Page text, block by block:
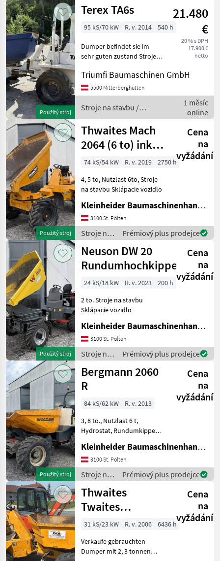
Sonstige
Použitý stroj
Terex TA6s
21.480
€
20 % s DPH
17.900 €
netto
95 kS/70 kW R. v. 2014 540 h
Dumper befindet sie im
sehr guten zustand Stroje
Triumfi Baumaschinen GmbH
5500 Mitterberghütten
Stroje na stavbu /
Terex
1 měsíc
online
Použitý stroj
Thwaites Mach
2064 (6 to) inkl.
EZG
Cena
na
vyžádání
74 kS/54 kW R. v. 2019
2750 h
4, 5 to, Nutzlast 6to, Stroje
na stavbu Sklápacie vozidlo
Kleinheider Baumaschinenhandel GmbH.
3100 St. Pölten
Stroje na
stavbu /
Thwaites
Prémiový plus prodejce
Použitý stroj
Neuson DW 20
Rundumhochkipper
Cena
na
vyžádání
24 kS/18 kW R. v. 2023
200 h
2 to. Stroje na stavbu
Sklápacie vozidlo
Kleinheider Baumaschinenhandel GmbH.
3100 St. Pölten
Stroje na
stavbu /
Neuson
Prémiový plus prodejce
Použitý stroj
Bergmann 2060
R
Cena
na
vyžádání
84 kS/62 kW
R. v. 2013
3, 8 to., Nutzlast 6 t,
Hydrostat, Rundumkipper
vozidlo
Kleinheider Baumaschinenhandel GmbH.
3100 St. Pölten
Stroje na
stavbu /
Bergmann
Prémiový plus prodejce
Thwaites
Twaites
Raddumper 2,3
tonne Drehkipp
Cena
na
vyžádání
31 kS/23 kW R. v. 2006
6436 h
Verkaufe gebrauchten
Dumper mit 2, 3 tonnen